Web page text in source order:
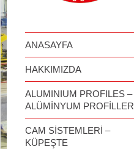
ANASAYFA
HAKKIMIZDA
ALUMINIUM PROFILES –
ALÜMİNYUM PROFİLLER
CAM SİSTEMLERİ –
KÜPEŞTE